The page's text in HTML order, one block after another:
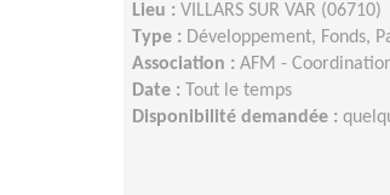
Lieu : VILLARS SUR VAR (06710)
Type : Développement, Fonds,
Association : AFM -
Date :
Tout le temps
Disponibilité demandée :